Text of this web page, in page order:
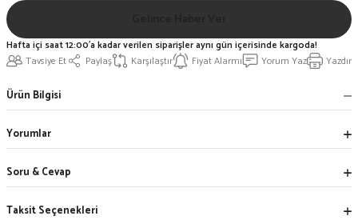
Tavsiye Et Paylaş Karşılaştır Fiyat Alarmı Yorum Yaz Yazdır
Hafta içi saat 12:00'a kadar verilen siparişler aynı gün içerisinde kargoda!
Ürün Bilgisi
Yorumlar
Soru & Cevap
Taksit Seçenekleri